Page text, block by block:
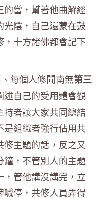
當，幫著他曲解經
光陰，自己還蒙在鼓
十方諸佛都會記下
每個人修聞南無第三
述自己的受用體會觀
持者讓大家共同總結
是組織者強行佔用共
主題的話， 反之又
， 不管別人的主題
管他講沒講完， 立
喊停，共修人員弄得